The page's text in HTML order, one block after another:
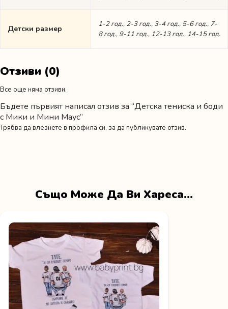
Детски размер
1-2 год., 2-3 год., 3-4 год., 5-6 год., 7-
8 год., 9-11 год., 12-13 год., 14-15 год.
Отзиви (0)
Все още няма отзиви.
Бъдете първият написал отзив за “Детска тениска и боди
с Мики и Мини Маус”
Трябва да влезнете в профила си, за да публикувате отзив.
Също Може Да Ви Хареса…